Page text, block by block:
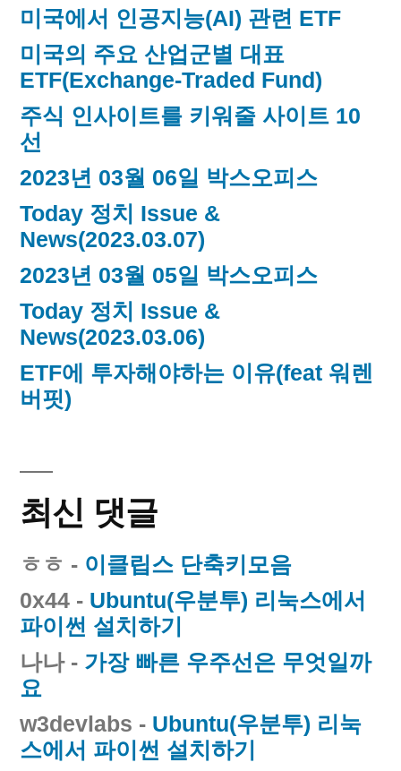
미국에서 인공지능(AI) 관련 ETF
미국의 주요 산업군별 대표
ETF(Exchange-Traded Fund)
주식 인사이트를 키워줄 사이트 10
선
2023년 03월 06일 박스오피스
Today 정치 Issue &
News(2023.03.07)
2023년 03월 05일 박스오피스
Today 정치 Issue &
News(2023.03.06)
ETF에 투자해야하는 이유(feat 워렌
버핏)
최신 댓글
ㅎㅎ - 이클립스 단축키모음
0x44 - Ubuntu(우분투) 리눅스에서
파이썬 설치하기
나나- 가장 빠른 우주선은 무엇일까
요
w3devlabs - Ubuntu(우분투) 리눅
스에서 파이썬 설치하기